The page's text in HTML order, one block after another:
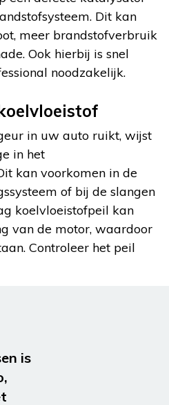
Dit kan
meer brandstofverbruik
Ook hierbij is snel
noodzakelijk.
in uw auto ruikt, wijst
in het
kan voorkomen in de
of bij de slangen
koelvloeistofpeil kan
van de motor, waardoor
Controleer het peil
is